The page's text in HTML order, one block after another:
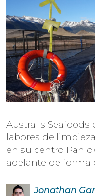
Australis Seafoods
labores de
en su centro Pan
adelante de forma
Jonathan